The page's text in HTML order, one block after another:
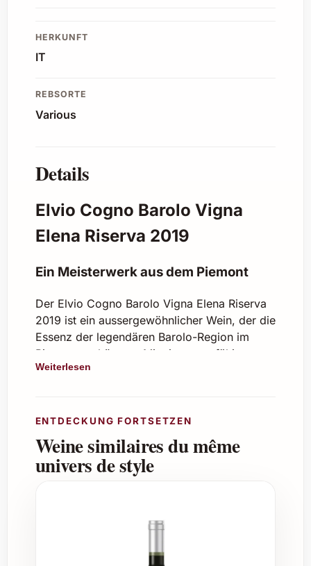
HERKUNFT
IT
REBSORTE
Various
Details
Elvio Cogno Barolo Vigna
Elena Riserva 2019
Ein Meisterwerk aus dem Piemont
Der Elvio Cogno Barolo Vigna Elena Riserva
2019 ist ein aussergewöhnlicher Wein, der die
Essenz der legendären Barolo-Region im
Piemont verkörpert. Mit einer sorgfältigen
Auswahl der Trauben aus der Vigna Elena-
und Eleganz. Die kraftvolle Struktur
verbunden mit einer feinen Frucht und
würzigen Noten macht ihn zum idealen
Begleiter für besondere Momente.
Nebbiolo
Vigna Elena, Barolo, Piemont,
Weiterlesen
ENTDECKUNG FORTSETZEN
Weine similaires du même
univers de style